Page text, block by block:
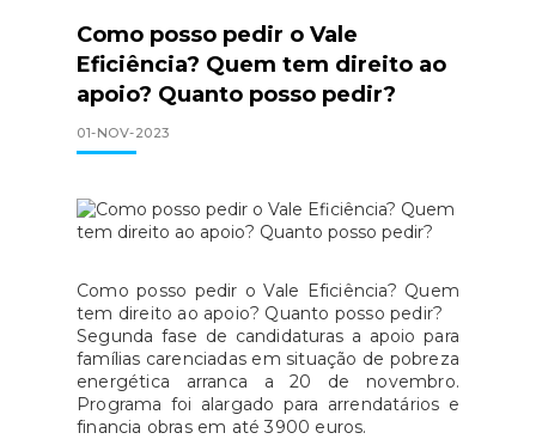
Como posso pedir o Vale
Eficiência? Quem tem direito ao
apoio? Quanto posso pedir?
01-NOV-2023
Como posso pedir o Vale Eficiência? Quem
tem direito ao apoio? Quanto posso pedir?
Segunda fase de candidaturas a apoio para
famílias carenciadas em situação de pobreza
energética arranca a 20 de novembro.
Programa foi alargado para arrendatários e
financia obras em até 3900 euros.